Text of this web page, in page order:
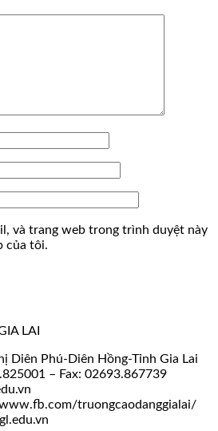
và trang web trong trình duyệt này
của tôi.
LAI
Diên Phú-Diên Hồng-Tỉnh Gia Lai
– Fax: 02693.867739
truongcaodanggialai/